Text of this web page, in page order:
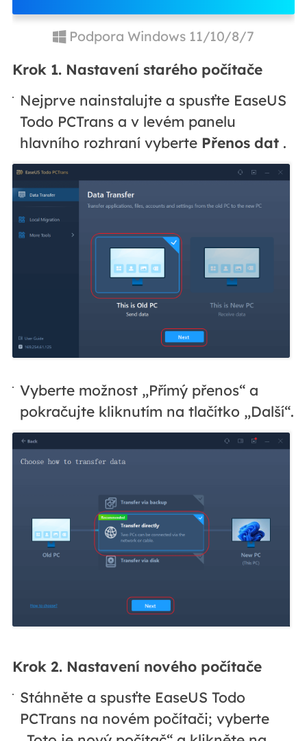
Podpora Windows 11/10/8/7
Krok 1. Nastavení starého počítače
Nejprve nainstalujte a spusťte EaseUS
Todo PCTrans a v levém panelu
hlavního rozhraní vyberte Přenos dat .
Vyberte možnost „Přímý přenos“ a
pokračujte kliknutím na tlačítko „Další“.
Krok 2. Nastavení nového počítače
Stáhněte a spusťte EaseUS Todo
PCTrans na novém počítači; vyberte